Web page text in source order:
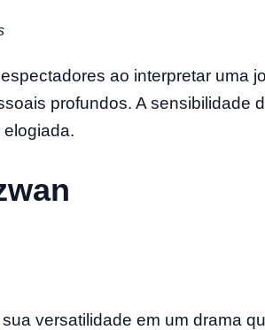
ao interpretar uma
profundos. A sensibilidade
versatilidade em um drama